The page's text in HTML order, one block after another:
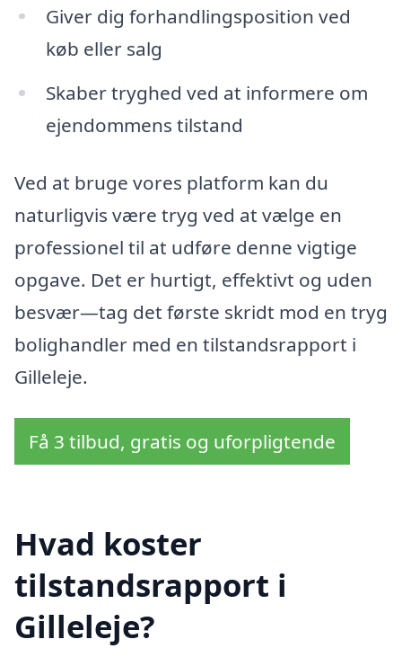
Giver dig forhandlingsposition ved
køb eller salg
Skaber tryghed ved at informere om
ejendommens tilstand
Ved at bruge vores platform kan du
naturligvis være tryg ved at vælge en
professionel til at udføre denne vigtige
opgave. Det er hurtigt, effektivt og uden
besvær—tag det første skridt mod en tryg
bolighandler med en tilstandsrapport i
Gilleleje.
Få 3 tilbud, gratis og uforpligtende
Hvad koster
tilstandsrapport i
Gilleleje?